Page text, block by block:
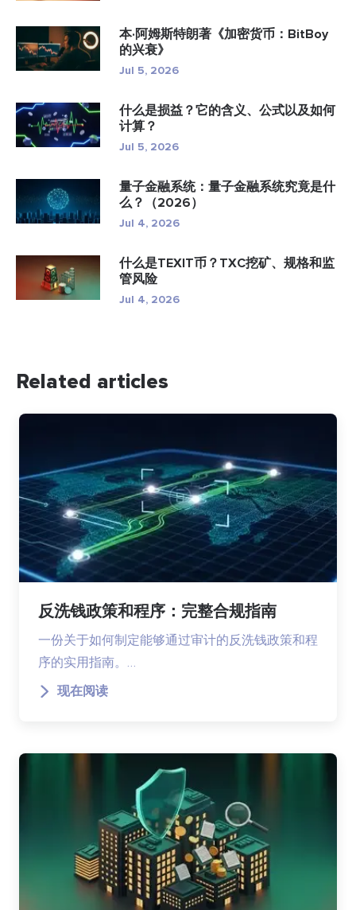
本·阿姆斯特朗著《加密货币：BitBoy
的兴衰》
Jul 5, 2026
什么是损益？它的含义、公式以及如何
计算？
Jul 5, 2026
量子金融系统：量子金融系统究竟是什
么？（2026）
Jul 4, 2026
什么是TEXIT币？TXC挖矿、规格和监
管风险
Jul 4, 2026
Related articles
反洗钱政策和程序：完整合规指南
一份关于如何制定能够通过审计的反洗钱政策和程
序的实用指南。…
现在阅读